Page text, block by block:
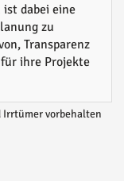
ist dabei eine
zu
Transparenz
ihre Projekte
vorbehalten